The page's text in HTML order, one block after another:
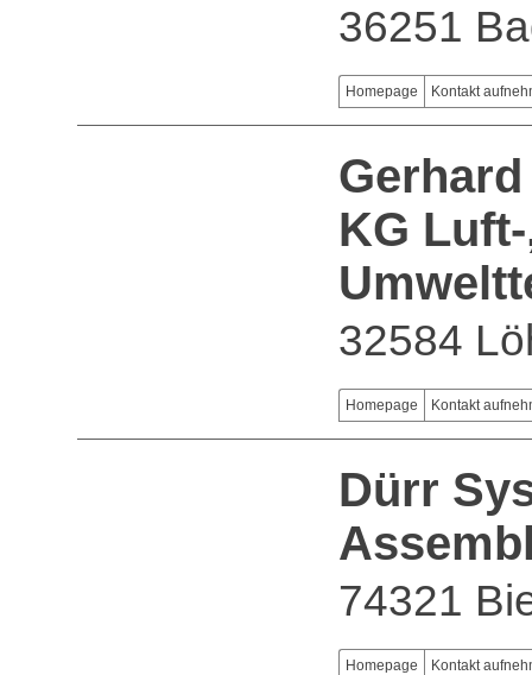
36251
Homepage Kontakt
KG
32584
Homepage Kontakt
Dürr
74321
Homepage Kontakt